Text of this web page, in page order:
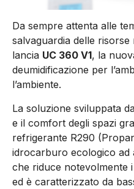
Da sempre attenta alle
salvaguardia delle risorse
lancia UC 360 V1, la
deumidificazione per
l’ambiente.
La soluzione sviluppata
e il comfort degli spazi
refrigerante R290
idrocarburo ecologico ad
che riduce notevolmente
ed è caratterizzato da